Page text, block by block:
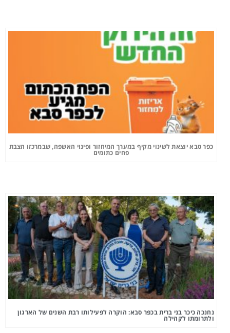
כפר סבא יוצאת לשינוי מקיף במערך המיחזור ופינוי האשפה, שבמרכזו הצבת
פחים כתומים
נחנכה כיכר בני ברית בכפר סבא: הוקרה לפעילותו רבת השנים של הארגון
ולתרומתו לקהילה